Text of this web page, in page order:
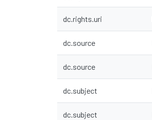
dc.rights.uri
dc.source
dc.source
dc.subject
dc.subject